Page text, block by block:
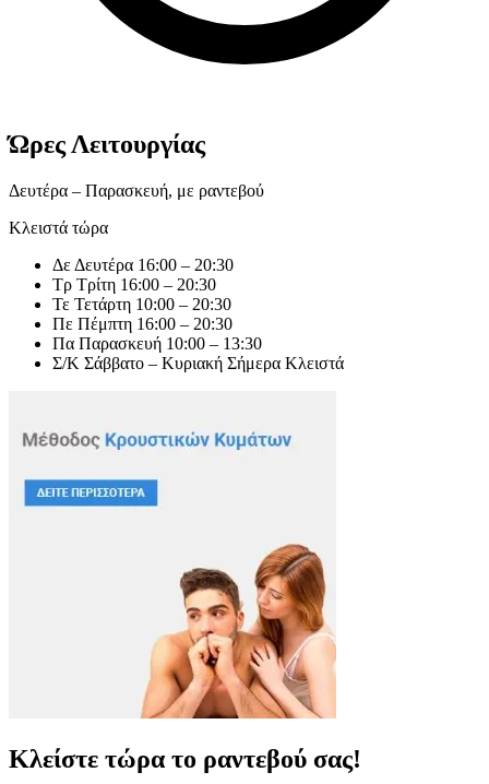
Ώρες Λειτουργίας
Δευτέρα – Παρασκευή, με ραντεβού
Κλειστά τώρα
Δε Δευτέρα 16:00 – 20:30
Τρ Τρίτη 16:00 – 20:30
Τε Τετάρτη 10:00 – 20:30
Πε Πέμπτη 16:00 – 20:30
Πα Παρασκευή 10:00 – 13:30
Σ/Κ Σάββατο – Κυριακή Σήμερα Κλειστά
Κλείστε τώρα το ραντεβού σας!